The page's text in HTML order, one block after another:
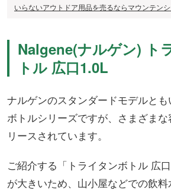
いらないアウトドア用品を売るならマウンテン
Nalgene(ナルゲン) ト
トル 広口1.0L
ナルゲンのスタンダードモデルと
ボトルシリーズですが、さまざまな
リースされています。
ご紹介する「トライタンボトル 広
が大きいため、山小屋などでの飲